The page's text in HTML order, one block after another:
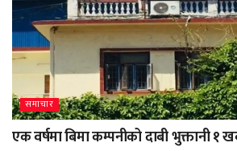
समाचार
एक वर्षमा बिमा कम्पनीको दाबी भुक्तानी १